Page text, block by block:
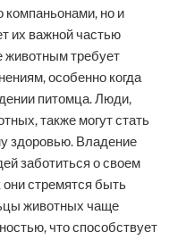
компаньонами, но и
их важной частью
животным требует
особенно когда
питомца. Люди,
также могут стать
здоровью. Владение
заботиться о своем
они стремятся быть
животных чаще
что способствует